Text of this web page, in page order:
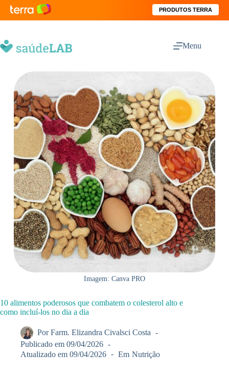
PRODUTOS TERRA
Menu
Imagem: Canva PRO
10 alimentos poderosos que combatem o colesterol alto e
como incluí-los no dia a dia
Por Farm. Elizandra Civalsci Costa
Publicado em 09/04/2026
Atualizado em 09/04/2026 Em Nutrição